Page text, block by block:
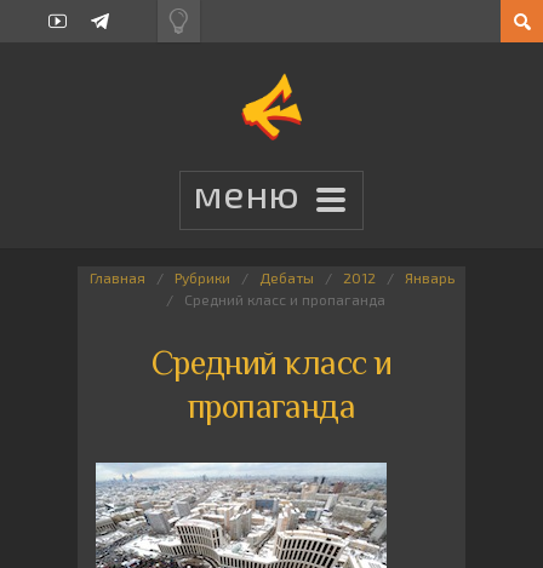
Главная Рубрики Дебаты 2012
Январь
Средний класс и пропаганда
Средний класс и
пропаганда